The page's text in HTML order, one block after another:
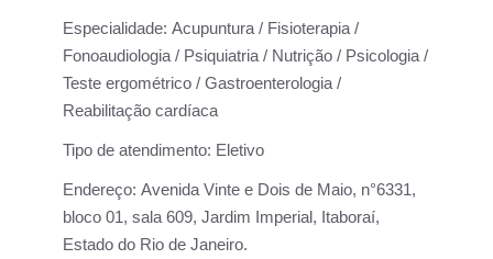
Especialidade: Acupuntura / Fisioterapia /
Fonoaudiologia / Psiquiatria / Nutrição / Psicologia /
Teste ergométrico / Gastroenterologia /
Reabilitação cardíaca
Tipo de atendimento: Eletivo
Endereço: Avenida Vinte e Dois de Maio, n°6331,
bloco 01, sala 609, Jardim Imperial, Itaboraí,
Estado do Rio de Janeiro.